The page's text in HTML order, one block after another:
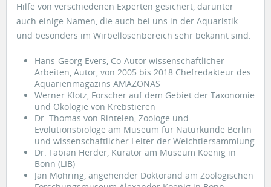
Hilfe von verschiedenen Experten gesichert, darunter
auch einige Namen, die auch bei uns in der Aquaristik
und besonders im Wirbellosenbereich sehr bekannt sind.
Hans-Georg Evers, Co-Autor wissenschaftlicher
Arbeiten, Autor, von 2005 bis 2018 Chefredakteur des
Aquarienmagazins AMAZONAS
Werner Klotz, Forscher auf dem Gebiet der Taxonomie
und Ökologie von Krebstieren
Dr. Thomas von Rintelen, Zoologe und
Evolutionsbiologe am Museum für Naturkunde Berlin
und wissenschaftlicher Leiter der Weichtiersammlung
Dr. Fabian Herder, Kurator am Museum Koenig in
Bonn (LIB)
Jan Möhring, angehender Doktorand am Zoologischen